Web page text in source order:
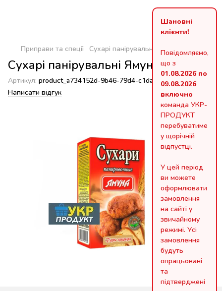
Шановні
клієнти!
Повідомляємо,
що з
01.08.2026 по
09.08.2026
включно
команда УКР-
ПРОДУКТ
перебуватиме
у щорічній
відпустці.
У цей період
ви можете
оформлювати
замовлення
на сайті у
звичайному
режимі. Усі
замовлення
будуть
опрацьовані
та
підтверджені
Приправи та спеції Сухарі панірувальні Ямуна 100 г
Сухарі панірувальні Ямуна 100 г
Артикул: product_a734152d-9b46-79d4-c1da-f3dd46467386
Написати відгук